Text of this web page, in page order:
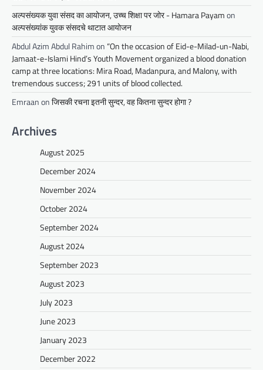
अल्पसंख्यक युवा संसद का आयोजन, उच्च शिक्षा पर जोर - Hamara Payamon
अल्पसंख्यांक युवक संसदचे थाटात आयोजन
Abdul Azim Abdul Rahimon “On the occasion of Eid-e-Milad-un-Nabi,
Jamaat-e-Islami Hind’s Youth Movement organized a blood donation
camp at three locations: Mira Road, Madanpura, and Malony, with
tremendous success; 291 units of blood collected.
Emraanonजिसकी रचना इतनी सुन्दर, वह कितना सुन्दर होगा ?
Archives
August 2025
December 2024
November 2024
October 2024
September 2024
August 2024
September 2023
August 2023
July 2023
June 2023
January 2023
December 2022